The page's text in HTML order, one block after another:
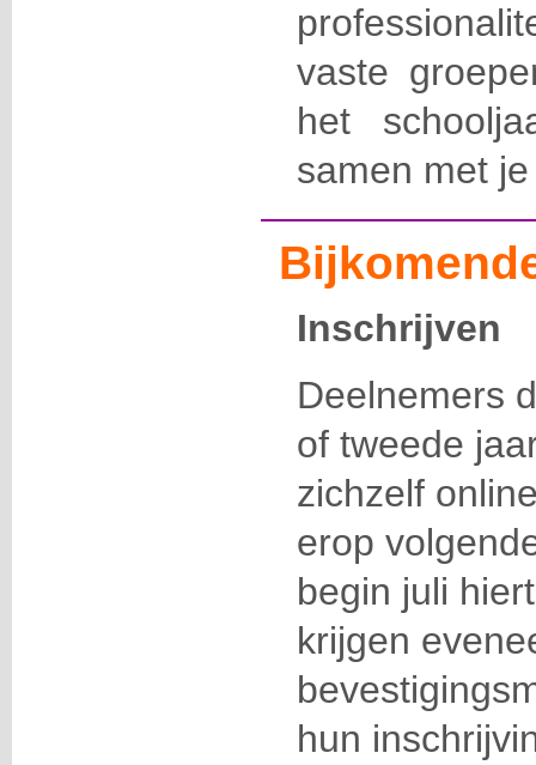
vaste
het
samen met
Inschrijven
Deelnemers
of tweede
zichzelf
erop
begin juli
krijgen
hun